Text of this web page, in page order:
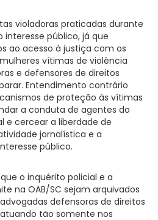
violadoras praticadas durante
público, já que
ao acesso à justiça com os
vítimas de violência
e defensores de direitos
Entendimento contrário
de proteção às vítimas
a conduta de agentes do
e cercear a liberdade de
jornalística e a
público.
o inquérito policial e a
na OAB/SC sejam arquivados
defensoras de direitos
tão somente nos